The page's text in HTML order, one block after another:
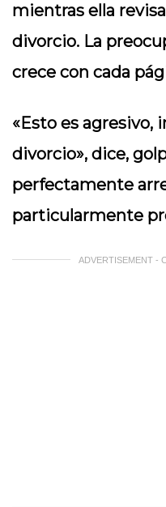
mientras ella
divorcio. La
crece con cada
«Esto es agresivo,
divorcio», dice,
perfectamente
particularmente
ADVERTISEMENT -